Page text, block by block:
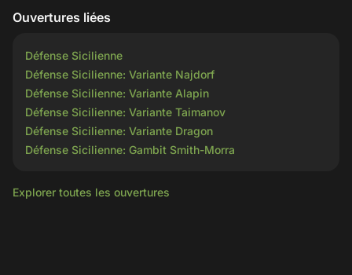
Ouvertures liées
Défense Sicilienne
Défense Sicilienne: Variante Najdorf
Défense Sicilienne: Variante Alapin
Défense Sicilienne: Variante Taimanov
Défense Sicilienne: Variante Dragon
Défense Sicilienne: Gambit Smith-Morra
Explorer toutes les ouvertures